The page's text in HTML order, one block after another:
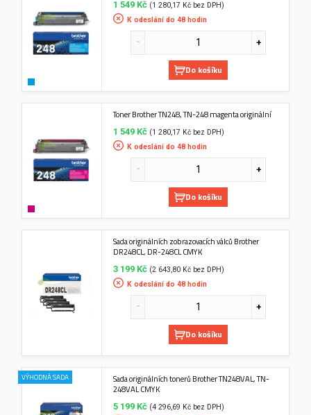
1 549 Kč (1 280,17 Kč bez DPH)
K odeslání do 48 hodin
Do košíku
Toner Brother TN248, TN-248 magenta originální
1 549 Kč (1 280,17 Kč bez DPH)
K odeslání do 48 hodin
Do košíku
Sada originálních zobrazovacích válců Brother
DR248CL, DR-248CL CMYK
3 199 Kč (2 643,80 Kč bez DPH)
K odeslání do 48 hodin
Do košíku
VÝHODNÁ SADA
Sada originálních tonerů Brother TN248VAL, TN-
248VAL CMYK
5 199 Kč (4 296,69 Kč bez DPH)